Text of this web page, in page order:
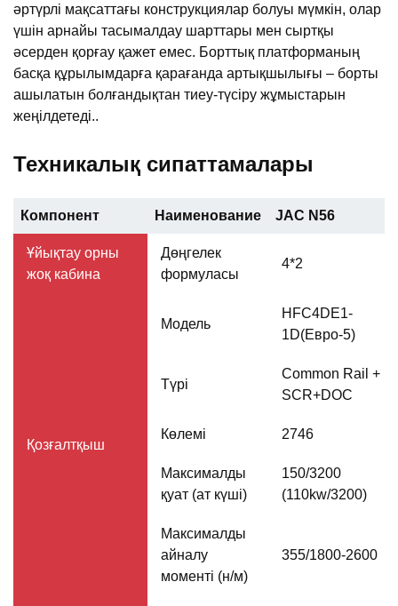
әртүрлі мақсаттағы конструкциялар болуы мүмкін, олар
үшін арнайы тасымалдау шарттары мен сыртқы
әсерден қорғау қажет емес. Борттық платформаның
басқа құрылымдарға қарағанда артықшылығы – борты
ашылатын болғандықтан тиеу-түсіру жұмыстарын
жеңілдетеді..
Техникалық сипаттамалары
Компонент Наименование JAC N56
Ұйықтау орны
жоқ кабина
Дөңгелек
формуласы
4*2
Қозғалтқыш
Модель
HFC4DE1-
1D(Евро-5)
Түрі
Common Rail +
SCR+DOC
Көлемі 2746
Максималды
қуат (ат күші)
150/3200
(110kw/3200)
Максималды
айналу
моменті (н/м)
355/1800-2600